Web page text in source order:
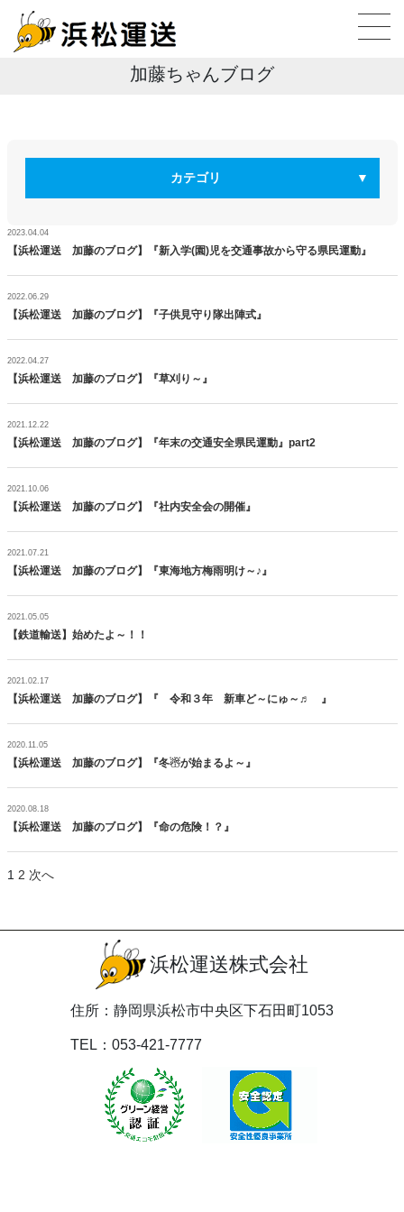
加藤ちゃんブログ
カテゴリ
2023.04.04
【浜松運送 加藤のブログ】『新入学(園)児を交通事故から守る県民運動』
2022.06.29
【浜松運送 加藤のブログ】『子供見守り隊出陣式』
2022.04.27
【浜松運送 加藤のブログ】『草刈り～』
2021.12.22
【浜松運送 加藤のブログ】『年末の交通安全県民運動』part2
2021.10.06
【浜松運送 加藤のブログ】『社内安全会の開催』
2021.07.21
【浜松運送 加藤のブログ】『東海地方梅雨明け～♪』
2021.05.05
【鉄道輸送】始めたよ～！！
2021.02.17
【浜松運送 加藤のブログ】『 令和３年 新車ど～にゅ～♬ 』
2020.11.05
【浜松運送 加藤のブログ】『冬☃が始まるよ～』
2020.08.18
【浜松運送 加藤のブログ】『命の危険！？』
投
ペ
1 2 次へ
浜松運送株式会社
住所：静岡県浜松市中央区下石田町1053
TEL：053-421-7777